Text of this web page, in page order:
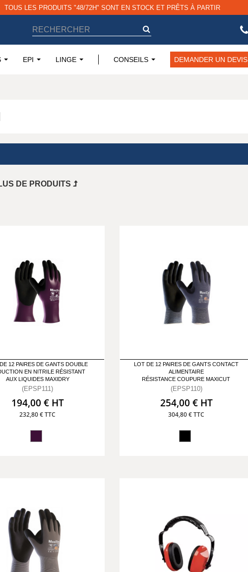
LIVRAISON GRATUITE À PARTIR DE 79€ HT
EPI LINGE CONSEILS DEMANDER UN DEVIS
DE PRODUITS
12 PAIRES DE GANTS DOUBLE
EN NITRILE RÉSISTANT
AUX LIQUIDES MAXIDRY
(EPSP111)
194,00 € HT
232,80 € TTC
LOT DE 12 PAIRES DE GANTS CONTACT
ALIMENTAIRE
RÉSISTANCE COUPURE MAXICUT
(EPSP110)
254,00 € HT
304,80 € TTC